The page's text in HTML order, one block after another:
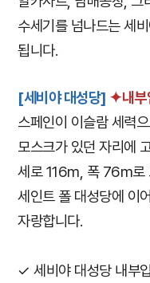
수세기를 넘나드는 세
됩니다.
[세비야 대성당] ✦내부
스페인이 이슬람 세력
모스크가 있던 자리에
세로 116m, 폭 76m로
세인트 폴 대성당에 이
자랑합니다.
✓ 세비야 대성당 내부